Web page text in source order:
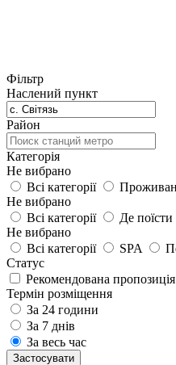
Фільтр
Наслений пункт
Район
Категорія
Не вибрано
Всі категорії
Не вибрано
Всі категорії
Де поїсти
Не вибрано
Всі категорії
SPA
Статус
Рекомендована пропозиція
Термін розміщення
За 24 години
За 7 днів
За весь час
Застосувати